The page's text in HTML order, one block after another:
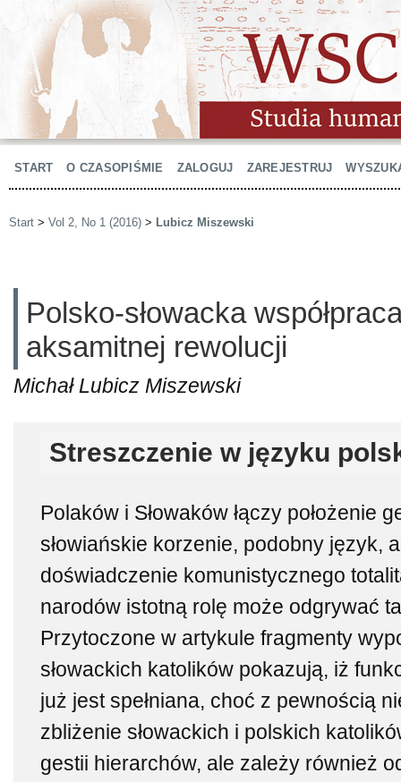
START O CZASOPIŚMIE ZALOGUJ ZAREJESTRUJ
Start > Vol 2, No 1 (2016) > Lubicz Miszewski
Polsko-słowacka
aksamitnej rewolucji
Michał Lubicz Miszewski
Streszczenie w języku
Polaków i Słowaków łączy położenie
słowiańskie korzenie, podobny język,
doświadczenie komunistycznego
narodów istotną rolę może odgrywać
Przytoczone w artykule fragmenty
słowackich katolików pokazują, iż
już jest spełniana, choć z pewnością
zbliżenie słowackich i polskich
gestii hierarchów, ale zależy również